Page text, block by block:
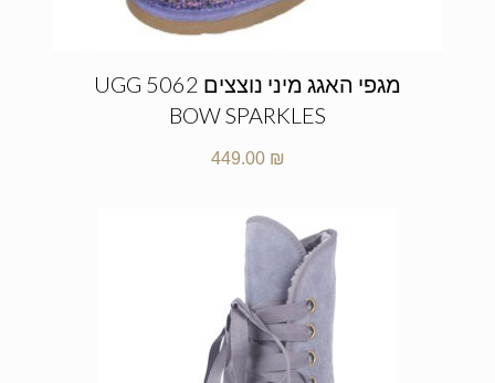
מגפי האגג מיני נוצצים UGG 5062
BOW SPARKLES
449.00 ₪